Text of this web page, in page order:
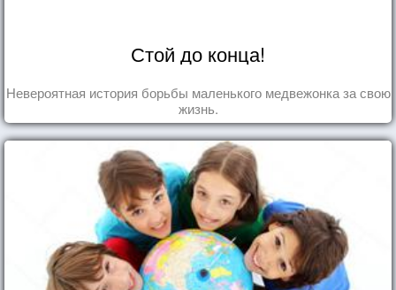
Стой до конца!
Невероятная история борьбы маленького медвежонка за свою
жизнь.